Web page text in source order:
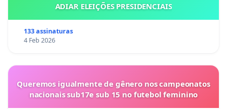
ADIAR ELEIÇÕES PRESIDENCIAIS
133 assinaturas
4 Feb 2026
Queremos igualmente de gênero nos campeonatos
nacionais sub17e sub 15 no futebol feminino